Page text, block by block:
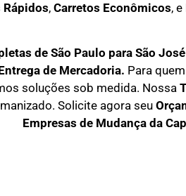
Rápidos, Carretos Econômicos, e
de São Paulo para São
de Mercadoria. Para
soluções sob medida. Nossa T
Solicite agora seu O
Empresas de Mudança da